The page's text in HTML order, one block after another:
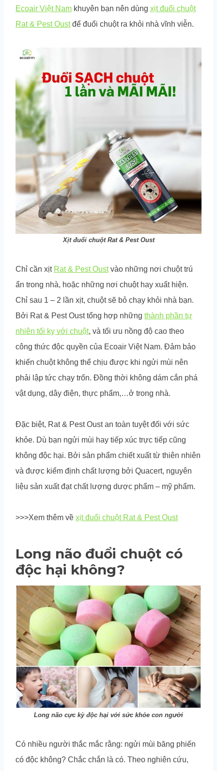
Ecoair Việt Nam khuyên bạn nên dùng xịt đuổi chuột
Rat & Pest Oustđể đuổi chuột ra khỏi nhà vĩnh viễn.
Xịt đuổi chuột Rat & Pest Oust
Chỉ cần xịt Rat & Pest Oustvào những nơi chuột trú
ẩn trong nhà, hoặc những nơi chuột hay xuất hiện.
Chỉ sau 1 – 2 lần xịt, chuột sẽ bỏ chạy khỏi nhà bạn.
Bởi Rat & Pest Oust tổng hợp những thành phần tự
nhiên tối kỵ với chuột, và tối ưu nồng độ cao theo
công thức độc quyền của Ecoair Việt Nam. Đảm bảo
khiến chuột không thể chịu được khi ngửi mùi nên
phải lập tức chạy trốn. Đồng thời không dám cắn phá
vật dụng, dây điện, thực phẩm,…ở trong nhà.
Đặc biệt, Rat & Pest Oust an toàn tuyệt đối với sức
khỏe. Dù bạn ngửi mùi hay tiếp xúc trực tiếp cũng
không độc hại. Bởi sản phẩm chiết xuất từ thiên nhiên
và được kiểm định chất lượng bởi Quacert, nguyên
liệu sản xuất đạt chất lượng dược phẩm – mỹ phẩm.
>>>Xem thêm về xịt đuổi chuột Rat & Pest Oust
Long não đuổi chuột có
độc hại không?
Long não cực kỳ độc hại với sức khỏe con người
Có nhiều người thắc mắc rằng: ngửi mùi băng phiến
có độc không? Chắc chắn là có. Theo nghiên cứu,